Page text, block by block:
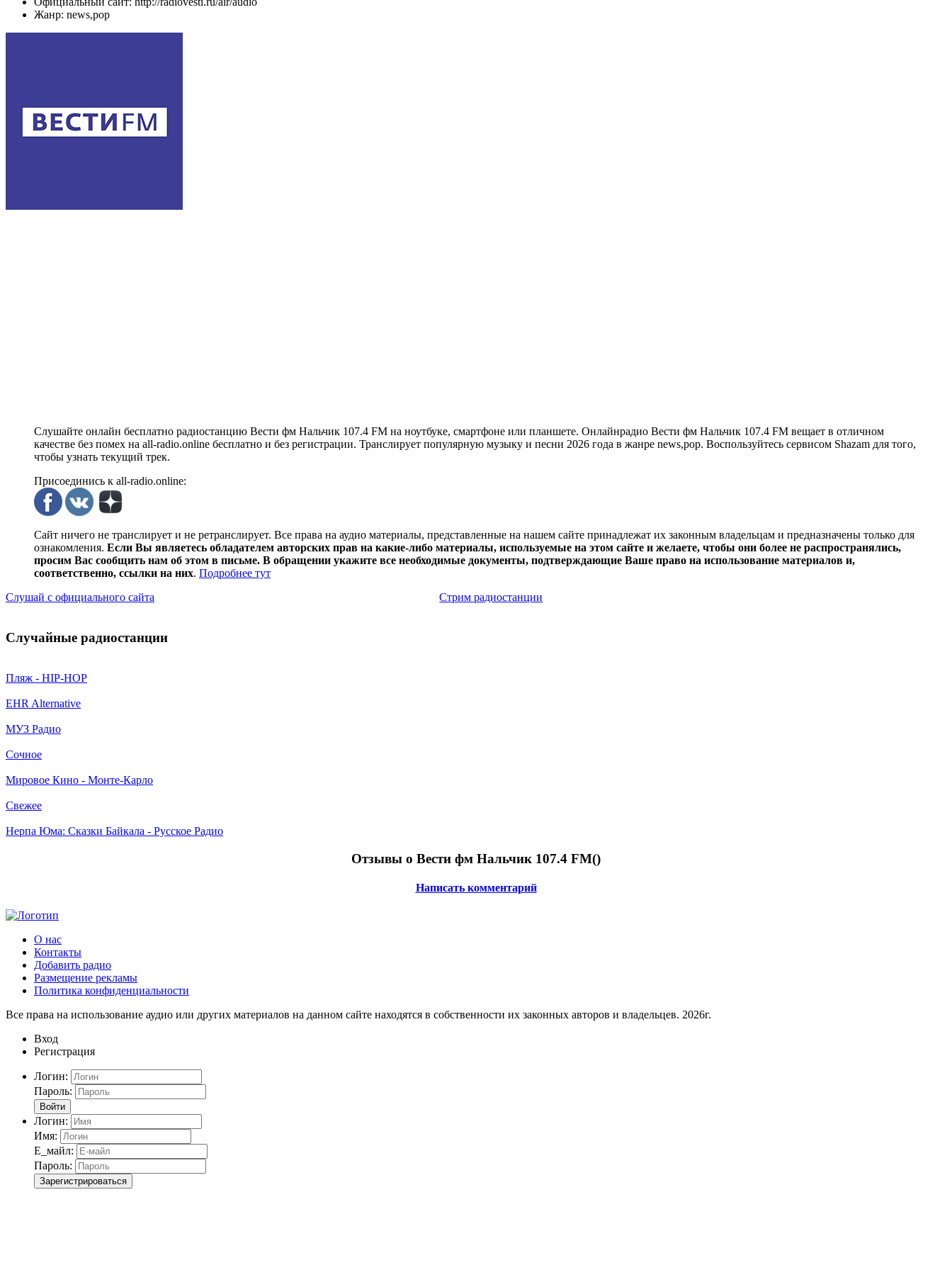
Жанр: news,pop
Слушайте онлайн бесплатно радиостанцию Вести фм Нальчик 107.4 FM на ноутбуке, смартфоне или планшете. Онлайнрадио Вести фм Нальчик 107.4 FM вещает в отличном
качестве без помех на all-radio.online бесплатно и без регистрации. Транслирует популярную музыку и песни 2026 года в жанре news,pop. Воспользуйтесь сервисом Shazam для того,
чтобы узнать текущий трек.
Присоединись к all-radio.online:
Сайт ничего не транслирует и не ретранслирует. Все права на аудио материалы, представленные на нашем сайте принадлежат их законным владельцам и предназначены только для
ознакомления. Если Вы являетесь обладателем авторских прав на какие-либо материалы, используемые на этом сайте и желаете, чтобы они более не распространялись,
просим Вас сообщить нам об этом в письме. В обращении укажите все необходимые документы, подтверждающие Ваше право на использование материалов и,
соответственно, ссылки на них. Подробнее тут
Слушай с официального сайта
Стрим радиостанции
Случайные радиостанции
Пляж - HIP-HOP
EHR Alternative
МУЗ Радио
Сочное
Мировое Кино - Монте-Карло
Свежее
Нерпа Юма: Сказки Байкала - Русское Радио
Отзывы о Вести фм Нальчик 107.4 FM()
Написать комментарий
О нас
Контакты
Добавить радио
Размещение рекламы
Политика конфиденциальности
Все права на использование аудио или других материалов на данном сайте находятся в собственности их законных авторов и владельцев. 2026г.
Вход
Регистрация
Логин:
Пароль:
Войти
Логин:
Имя:
Е_майл:
Пароль:
Зарегистрироваться